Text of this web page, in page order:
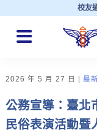
校友
QUICK LINKS
2026 年 5 月 27 日 最
公務宣導：臺北
民俗表演活動暨